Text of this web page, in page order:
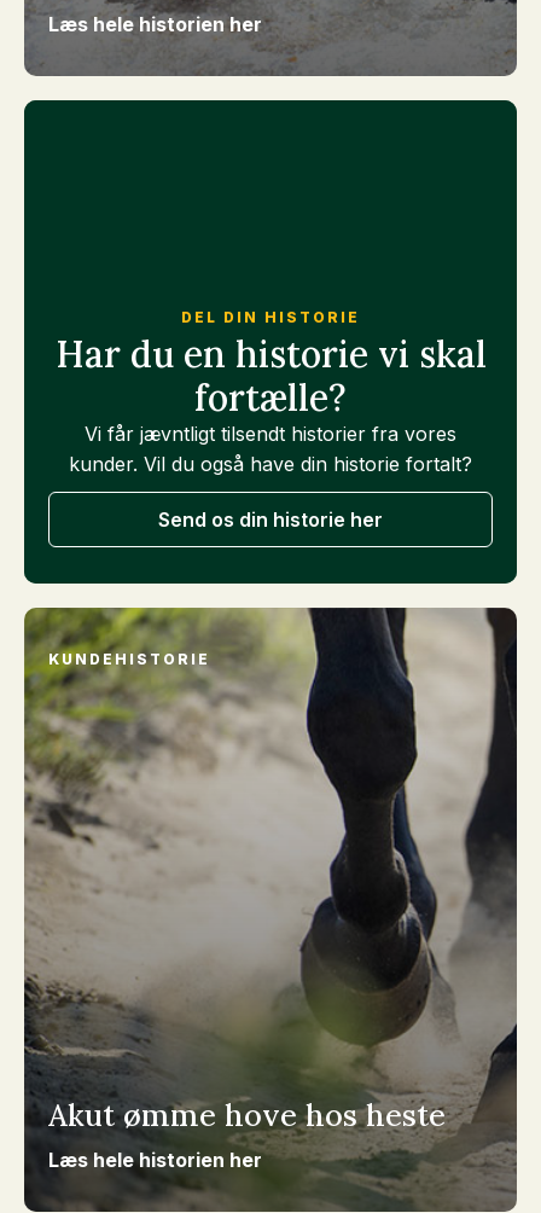
Læs hele historien her
DEL DIN HISTORIE
Har du en historie vi skal
fortælle?
Vi får jævntligt tilsendt historier fra vores
kunder. Vil du også have din historie fortalt?
Send os din historie her
KUNDEHISTORIE
Akut ømme hove hos heste
Læs hele historien her